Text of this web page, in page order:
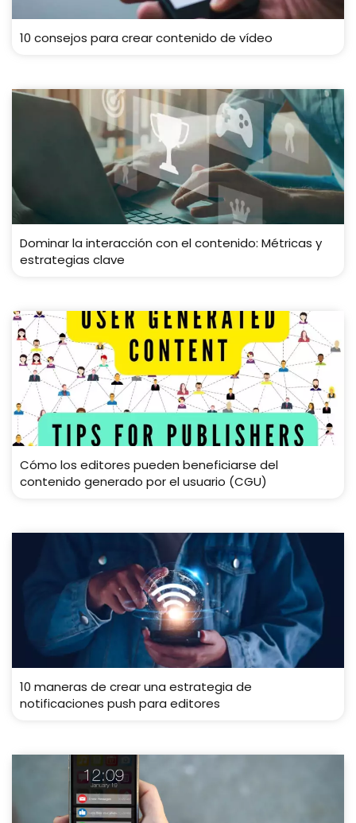
10 consejos para crear contenido de vídeo
Dominar la interacción con el contenido: Métricas y
estrategias clave
Cómo los editores pueden beneficiarse del
contenido generado por el usuario (CGU)
10 maneras de crear una estrategia de
notificaciones push para editores